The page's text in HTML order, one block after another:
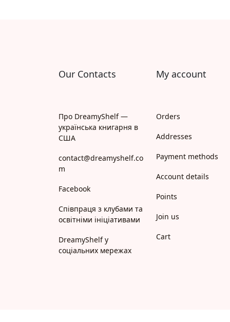
Our Contacts
Про DreamyShelf —
українська книгарня в
США
contact@dreamyshelf.co
m
Facebook
Співпраця з клубами та
освітніми ініціативами
DreamyShelf у
соціальних мережах
My account
Orders
Addresses
Payment methods
Account details
Points
Join us
Cart